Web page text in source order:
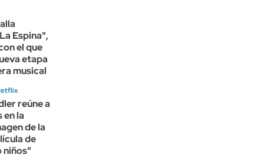
Espina",
el que
etapa
musical
reúne a
en la
de la
de
niños"